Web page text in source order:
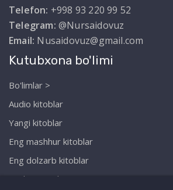
Telefon: +998 93 220 99 52
Telegram: @Nursaidovuz
Email: Nusaidovuz@gmail.com
Kutubxona bo'limi
Bo'limlar >
Audio kitoblar
Yangi kitoblar
Eng mashhur kitoblar
Eng dolzarb kitoblar
Biz haqimizda